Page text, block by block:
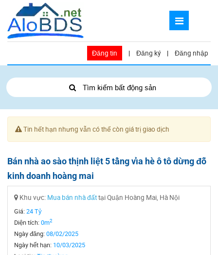
Đăng tin | Đăng ký | Đăng nhập
Tìm kiếm bất động sản
Tin hết hạn nhưng vẫn có thể còn giá trị giao dịch
Bán nhà ao sào thịnh liệt 5 tầng vỉa hè ô tô dừng đỗ
kinh doanh hoàng mai
Khu vực: Mua bán nhà đấttại Quận Hoàng Mai, Hà Nội
Giá:24 Tỷ
Diện tích:0m2
Ngày đăng:08/02/2025
Ngày hết hạn: 10/03/2025